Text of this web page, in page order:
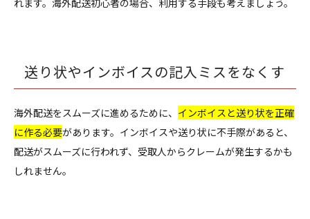
送り状やインボイスの記入ミスをなくす
海外配送をスムーズに進めるために、 インボイスと送り状を正確
に作る必要があります。インボイスや送り状に不手際があると、
配送がスムーズに行われず、受取人からクレームが発生するかも
しれません。